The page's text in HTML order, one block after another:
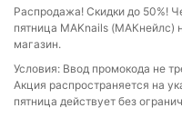
Распродажа! Скидки до 50%!
пятница MAKnails (МАКнейлс)
магазин.
Условия: Ввод промокода не
Акция распространяется на
пятница действует без